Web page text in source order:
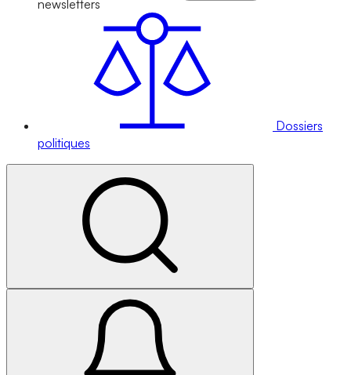
newsletters
Dossiers
politiques